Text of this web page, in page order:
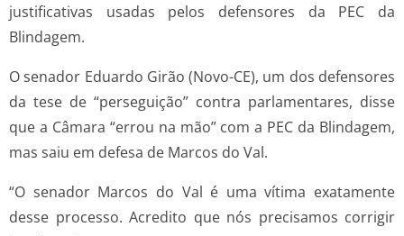
justificativas usadas pelos defensores da PEC da
Blindagem.
O senador Eduardo Girão (Novo-CE), um dos defensores
da tese de “perseguição” contra parlamentares, disse
que a Câmara “errou na mão” com a PEC da Blindagem,
mas saiu em defesa de Marcos do Val.
“O senador Marcos do Val é uma vítima exatamente
desse processo. Acredito que nós precisamos corrigir